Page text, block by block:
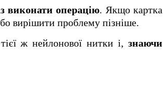
виконати операцію. Якщо картка
вирішити проблему пізніше.
ж нейлонової нитки і, знаючи